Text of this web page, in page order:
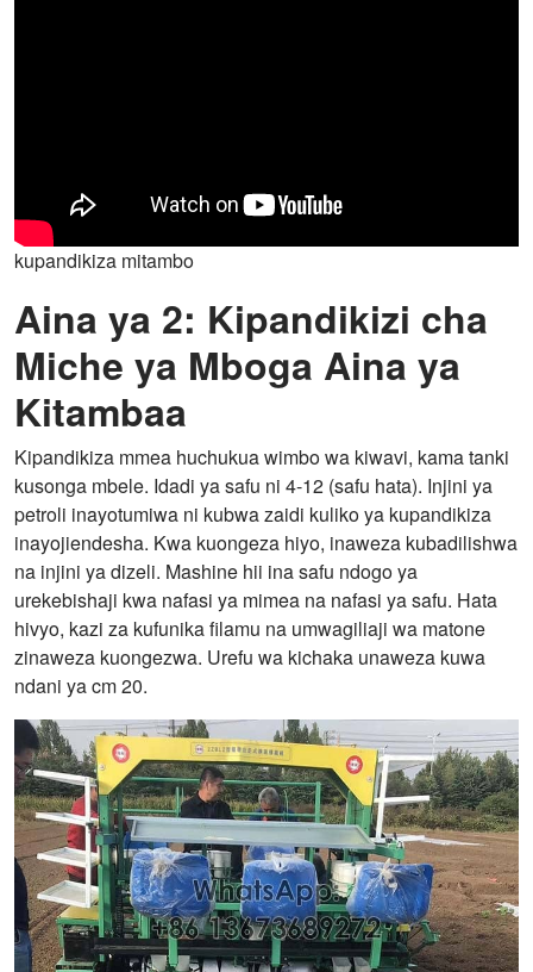
kupandikiza mitambo
Aina ya 2: Kipandikizi cha
Miche ya Mboga Aina ya
Kitambaa
Kipandikiza mmea huchukua wimbo wa kiwavi, kama tanki
kusonga mbele. Idadi ya safu ni 4-12 (safu hata). Injini ya
petroli inayotumiwa ni kubwa zaidi kuliko ya kupandikiza
inayojiendesha. Kwa kuongeza hiyo, inaweza kubadilishwa
na injini ya dizeli. Mashine hii ina safu ndogo ya
urekebishaji kwa nafasi ya mimea na nafasi ya safu. Hata
hivyo, kazi za kufunika filamu na umwagiliaji wa matone
zinaweza kuongezwa. Urefu wa kichaka unaweza kuwa
ndani ya cm 20.